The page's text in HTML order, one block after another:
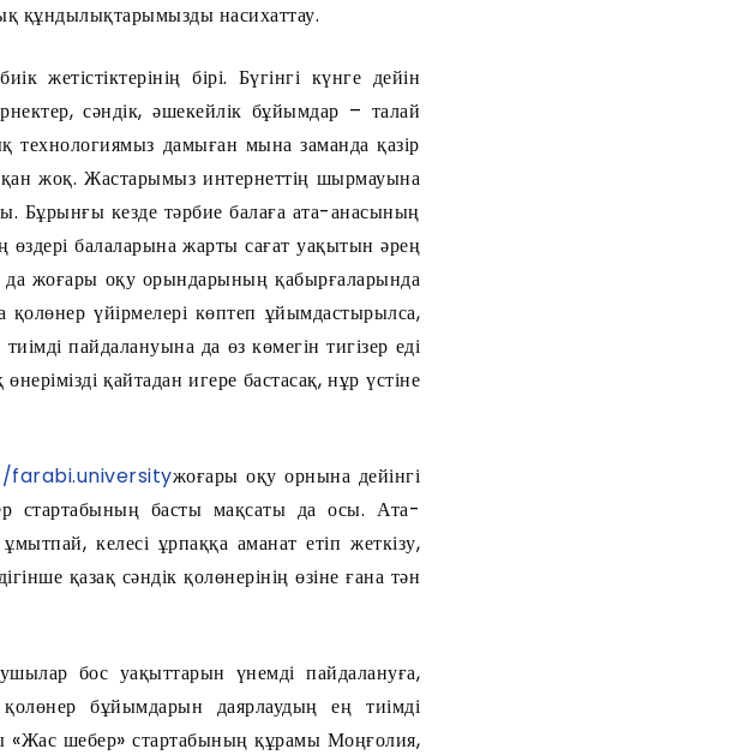
құндылықтарымызды насихаттау.
бірі. Бүгінгі күнге дейін
сәндік, әшекейлік бұйымдар – талай
технологиямыз дамыған мына заманда қазір
жоқ. Жастарымыз интернеттің шырмауына
Бұрынғы кезде тәрбие балаға ата-анасының
өздері балаларына жарты сағат уақытын әрең
да жоғары оқу орындарының қабырғаларында
қолөнер үйірмелері көптеп ұйымдастырылса,
пайдалануына да өз көмегін тигізер еді
қайтадан игере бастасақ, нұр үстіне
жоғары оқу орнына дейінгі
стартабының басты мақсаты да осы. Ата-
келесі ұрпаққа аманат етіп жеткізу,
қазақ сәндік қолөнерінің өзіне ғана тән
бос уақыттарын үнемді пайдалануға,
бұйымдарын даярлаудың ең тиімді
«Жас шебер» стартабының құрамы Моңғолия,